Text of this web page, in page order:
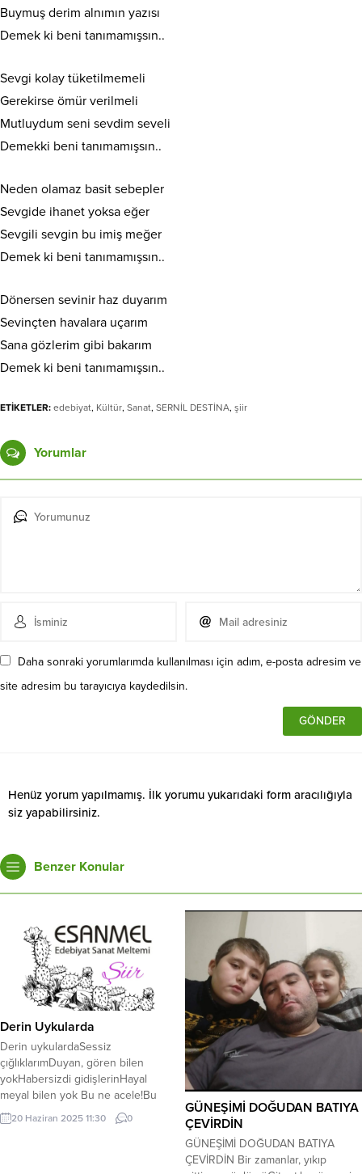
Buymuş derim alnımın yazısı
Demek ki beni tanımamışsın..
Sevgi kolay tüketilmemeli
Gerekirse ömür verilmeli
Mutluydum seni sevdim seveli
Demekki beni tanımamışsın..
Neden olamaz basit sebepler
Sevgide ihanet yoksa eğer
Sevgili sevgin bu imiş meğer
Demek ki beni tanımamışsın..
Dönersen sevinir haz duyarım
Sevinçten havalara uçarım
Sana gözlerim gibi bakarım
Demek ki beni tanımamışsın..
ETİKETLER: edebiyat, Kültür, Sanat, SERNİL DESTİNA, şiir
Yorumlar
Daha sonraki yorumlarımda kullanılması için adım, e-posta adresim ve
site adresim bu tarayıcıya kaydedilsin.
Henüz yorum yapılmamış. İlk yorumu yukarıdaki form aracılığıyla
siz yapabilirsiniz.
Benzer Konular
Derin Uykularda
Derin uykulardaSessiz
çığlıklarımDuyan, gören bilen
yokHabersizdi gidişlerinHayal
meyal bilen yok Bu ne acele!Bu
nasıl meseleGelipte gitmeEzipte
geçmeİçine sıçıpta etmeEtme gayrı
20 Haziran 2025 11:30 0
GÜNEŞİMİ DOĞUDAN BATIYA
ÇEVİRDİN
GÜNEŞİMİ DOĞUDAN BATIYA
ÇEVİRDİN Bir zamanlar, yıkıp